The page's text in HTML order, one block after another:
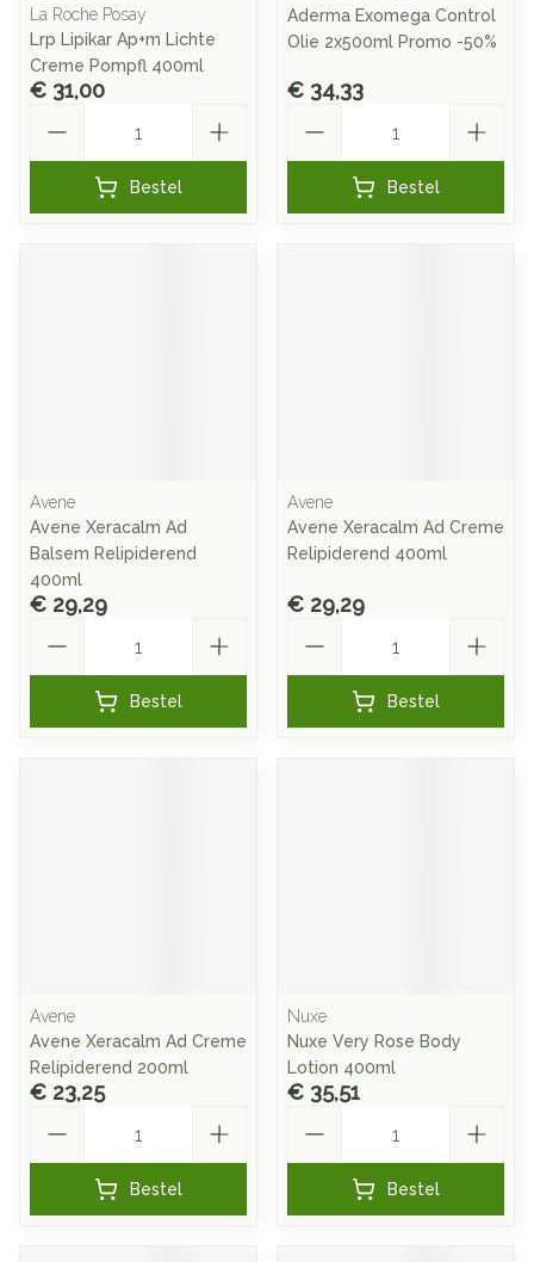
La Roche Posay
Lrp Lipikar Ap+m Lichte
Creme Pompfl 400ml
€ 31,00
Bestel
Aderma Exomega Control
Olie 2x500ml Promo -50%
€ 34,33
Bestel
Avene
Avene Xeracalm Ad
Balsem Relipiderend
400ml
€ 29,29
Bestel
Avene
Avene Xeracalm Ad Creme
Relipiderend 400ml
€ 29,29
Bestel
Avene
Avene Xeracalm Ad Creme
Relipiderend 200ml
€ 23,25
Bestel
Nuxe
Nuxe Very Rose Body
Lotion 400ml
€ 35,51
Bestel